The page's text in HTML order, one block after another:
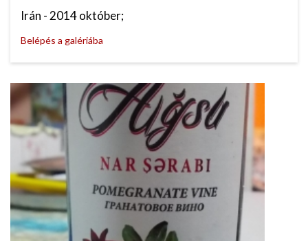
Irán - 2014 október;
Belépés a galériába